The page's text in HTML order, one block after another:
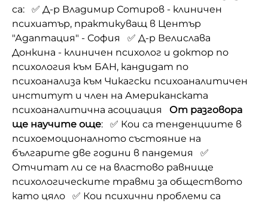
са: ✅ Д-р Владимир Сотиров - клиничен
психиатър, практикуващ в Център
"Адаптация" - София ✅ Д-р Велислава
Донкина - клиничен психолог и доктор по
психология към БАН, кандидат по
психоанализа към Чикагски психоаналитичен
институт и член на Американската
психоаналитична асоциация От разговора
ще научите още: ✅ Кои са тенденциите в
психоемоционалното състояние на
българите две години в пандемия ✅
Отчитат ли се на властово равнище
психологическите травми за обществото
като цяло ✅ Кои психични проблеми са